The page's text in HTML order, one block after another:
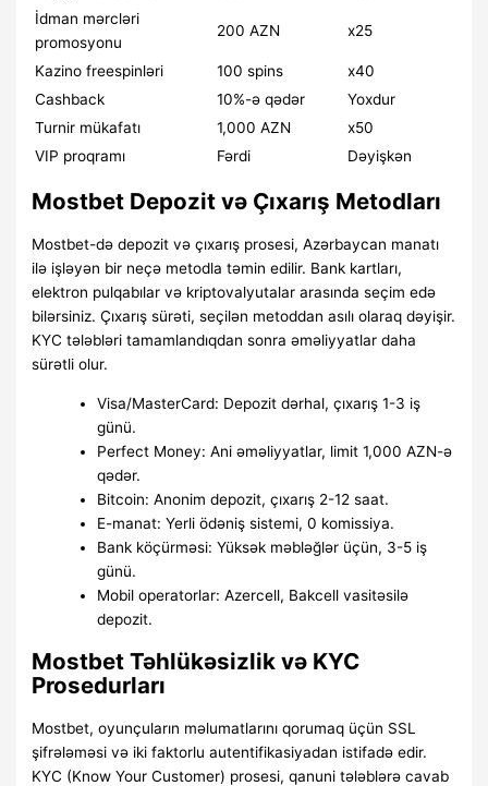
İdman mərcləri
promosyonu
200 AZN x25
Kazino freespinləri 100 spins
x40
Cashback
10%-ə qədər
Yoxdur
Turnir mükafatı
1,000 AZN
x50
VIP proqramı
Fərdi Dəyişkən
Mostbet Depozit və Çıxarış Metodları
Mostbet-də depozit və çıxarış prosesi, Azərbaycan manatı
ilə işləyən bir neçə metodla təmin edilir. Bank kartları,
elektron pulqabılar və kriptovalyutalar arasında seçim edə
bilərsiniz. Çıxarış sürəti, seçilən metoddan asılı olaraq dəyişir.
KYC tələbləri tamamlandıqdan sonra əməliyyatlar daha
sürətli olur.
Visa/MasterCard: Depozit dərhal, çıxarış 1-3 iş
günü.
Perfect Money: Ani əməliyyatlar, limit 1,000 AZN-ə
qədər.
Bitcoin: Anonim depozit, çıxarış 2-12 saat.
E-manat: Yerli ödəniş sistemi, 0 komissiya.
Bank köçürməsi: Yüksək məbləğlər üçün, 3-5 iş
günü.
Mobil operatorlar: Azercell, Bakcell vasitəsilə
depozit.
Mostbet Təhlükəsizlik və KYC
Prosedurları
Mostbet, oyunçuların məlumatlarını qorumaq üçün SSL
şifrələməsi və iki faktorlu autentifikasiyadan istifadə edir.
KYC (Know Your Customer) prosesi, qanuni tələblərə cavab